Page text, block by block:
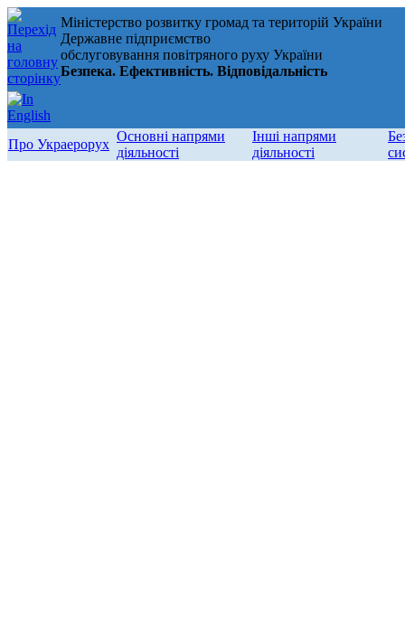
Міністерство розвитку громад та територій України
Державне підприємство
обслуговування повітряного руху України
Безпека. Ефективність. Відповідальність
Про Украерорух
Основні напрями
діяльності
Інші напрями
діяльності